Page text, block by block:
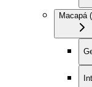
Macapá